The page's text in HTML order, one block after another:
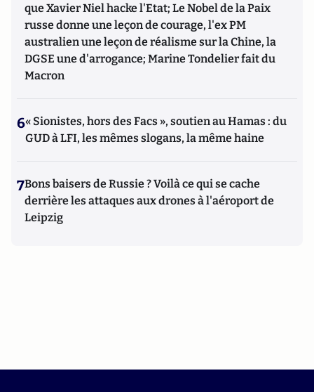
que Xavier Niel hacke l'Etat; Le Nobel de la Paix
russe donne une leçon de courage, l'ex PM
australien une leçon de réalisme sur la Chine, la
DGSE une d'arrogance; Marine Tondelier fait du
Macron
6« Sionistes, hors des Facs », soutien au Hamas : du
GUD à LFI, les mêmes slogans, la même haine
7Bons baisers de Russie ? Voilà ce qui se cache
derrière les attaques aux drones à l'aéroport de
Leipzig